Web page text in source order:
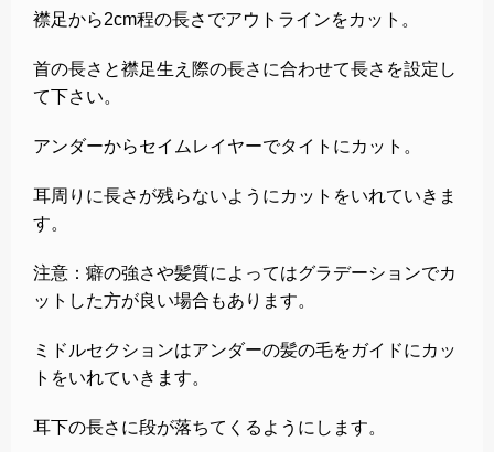
襟足から2cm程の長さでアウトラインをカット。
首の長さと襟足生え際の長さに合わせて長さを設定し
て下さい。
アンダーからセイムレイヤーでタイトにカット。
耳周りに長さが残らないようにカットをいれていきま
す。
注意：癖の強さや髪質によってはグラデーションでカ
ットした方が良い場合もあります。
ミドルセクションはアンダーの髪の毛をガイドにカッ
トをいれていきます。
耳下の長さに段が落ちてくるようにします。